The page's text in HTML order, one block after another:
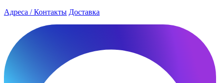
Адреса / Контакты Доставка